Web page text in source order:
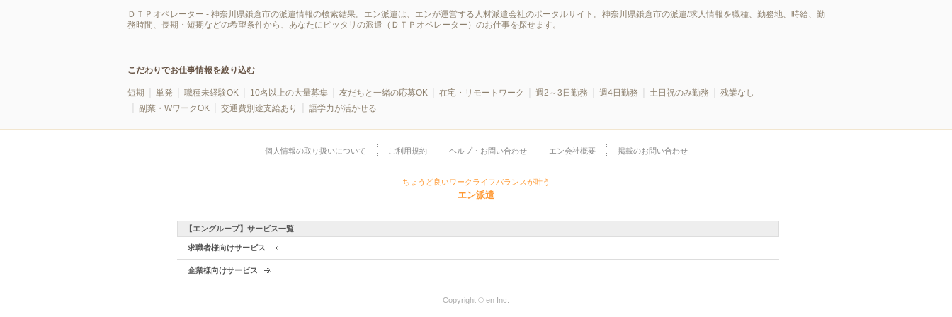
ＤＴＰオペレーター - 神奈川県鎌倉市の派遣情報の検索結果。エン派遣は、エンが運営する人材派遣会社のポータルサイト。神奈川県鎌倉市の派遣/求人情報を職種、勤務地、時給、勤
務時間、長期・短期などの希望条件から、あなたにピッタリの派遣（ＤＴＰオペレーター）のお仕事を探せます。
こだわりでお仕事情報を絞り込む
短期 単発 職種未経験OK 10名以上の大量募集 友だちと一緒の応募OK 在宅・リモートワーク 週2～3日勤務 週4日勤務 土日祝のみ勤務
残業なし
副業・WワークOK
交通費別途支給あり 語学力が活かせる
個人情報の取り扱いについて ご利用規約 ヘルプ・お問い合わせ エン会社概要 掲載のお問い合わせ
ちょうど良いワークライフバランスが叶う
エン派遣
【エングループ】サービス一覧
求職者様向けサービス
企業様向けサービス
Copyright © en Inc.